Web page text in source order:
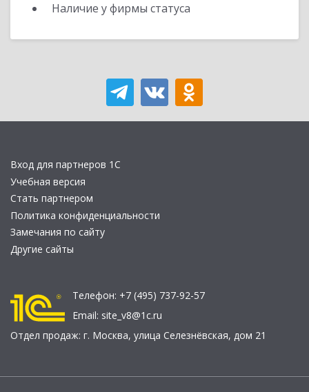
Наличие у фирмы статуса
Вход для партнеров 1С
Учебная версия
Стать партнером
Политика конфиденциальности
Замечания по сайту
Другие сайты
Телефон: +7 (495) 737-92-57
Email: site_v8@1c.ru
Отдел продаж: г. Москва, улица Селезнёвская, дом 21